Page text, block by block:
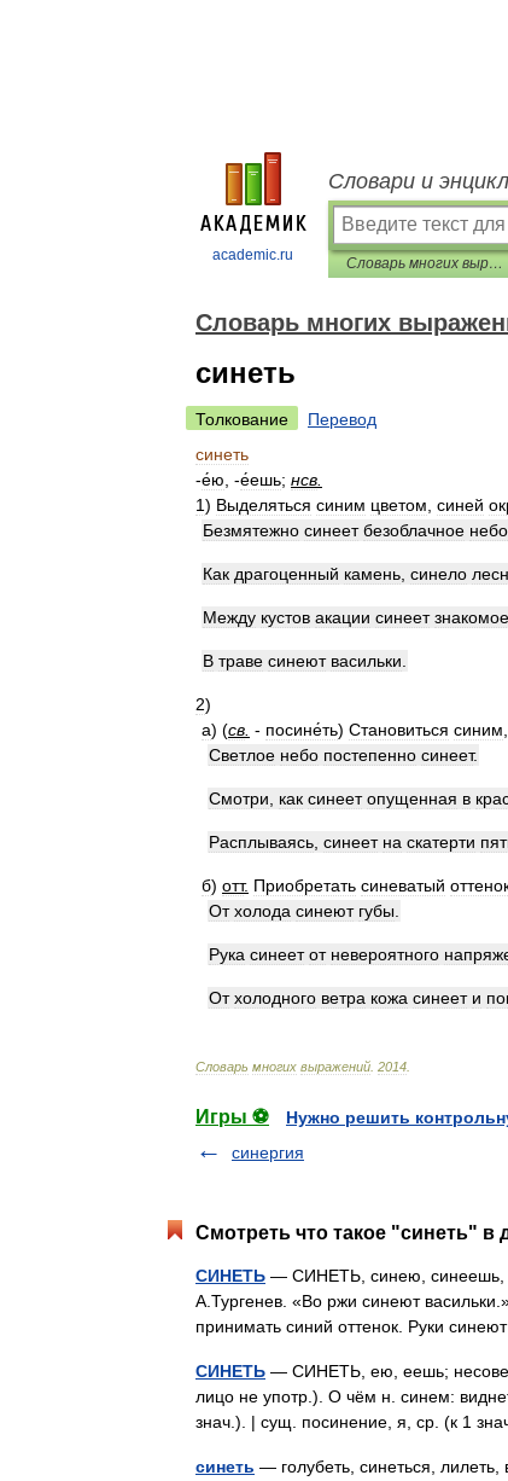
academic.ru
Словари и
Словарь многих выражений
Словарь многих
синеть
Толкование
Перевод
синеть
-е́ю , -е́ешь; нсв
1) Выделяться синим цветом синей
Безмятежно синеет безоблачное небо
Как драгоценный камень синело
Между кустов акации синеет знакомое
В траве синеют васильки
2)
а) (св - посине́ть) Становиться синим
Светлое небо постепенно синеет.
Смотри как синеет опущенная в
Расплываясь синеет на скатерти
б) отт. Приобретать синеватый
От холода синеют губы
Рука синеет от невероятного
От холодного ветра кожа синеет и
Словарь многих выражений 2014
Игры ⚽
Нужно решить
синергия
Смотреть что такое "синеть" в
СИНЕТЬ — СИНЕТЬ, синею, синеешь,
А.Тургенев. «Во ржи синеют
принимать синий оттенок. Руки
СИНЕТЬ — СИНЕТЬ, ею, еешь;
лицо не употр.). О чём н. синем:
знач.). | сущ. посинение, я, ср. (к 1
синеть — голубеть, синеться,